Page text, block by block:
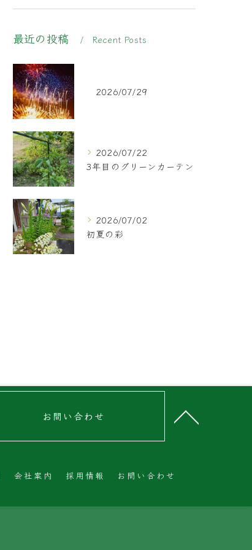
最近の投稿 Recent Posts
2026/07/29
2026/07/22
3年目のグリーンカーテン
2026/07/02
初夏の彩
お問い合わせ
会社案内 採用情報
お問い合わせ